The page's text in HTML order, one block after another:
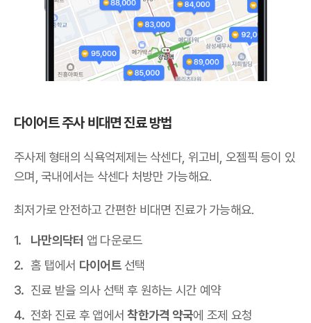
다이어트 주사 비대면 진료 방법
주사제 형태의 식욕억제제는 삭센다, 위고비, 오젬픽 등이 있
으며,국내에서는 삭센다 처방만 가능해요.
최저가로 안전하고 간편한 비대면 진료가 가능해요.
나만의닥터 앱 다운로드
홈 탭에서 다이어트선택
진료 받을 의사 선택 후 원하는 시간 예약
전화 진료 후 앱에서착한가격 약국에 조제 요청